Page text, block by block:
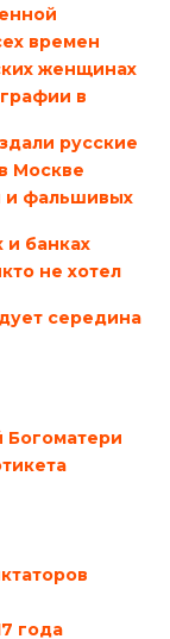
времен
женщинах
в
русские
Москве
и фальшивых
банках
не хотел
середина
Богоматери
года